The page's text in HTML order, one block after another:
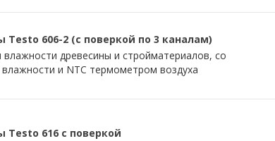
Testo 606-2 (с поверкой по 3 каналам)
древесины и стройматериалов, со
и NTC термометром воздуха
Testo 616 с поверкой